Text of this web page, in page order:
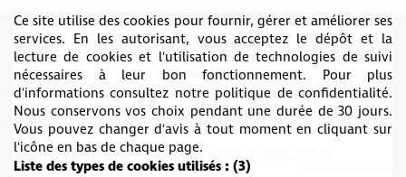
Ce site utilise des cookies pour fournir, gérer et améliorer ses
services. En les autorisant, vous acceptez le dépôt et la
lecture de cookies et l'utilisation de technologies de suivi
nécessaires à leur bon fonctionnement. Pour plus
d'informations consultez notre politique de confidentialité.
Nous conservons vos choix pendant une durée de 30 jours.
Vous pouvez changer d'avis à tout moment en cliquant sur
l'icône en bas de chaque page.
Liste des types de cookies utilisés : (3)
SUIVEZ-NOUS
Abonnez vous à notre newsletter